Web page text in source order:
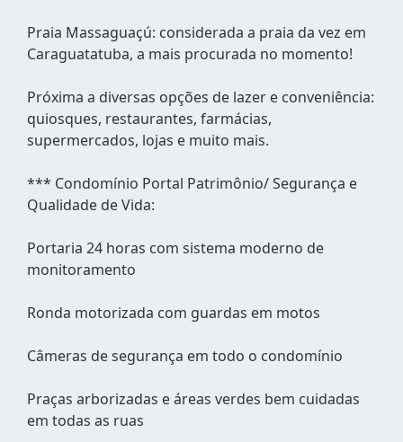
Praia Massaguaçú: considerada a praia da vez em
Caraguatatuba, a mais procurada no momento!
Próxima a diversas opções de lazer e conveniência:
quiosques, restaurantes, farmácias,
supermercados, lojas e muito mais.
*** Condomínio Portal Patrimônio/ Segurança e
Qualidade de Vida:
Portaria 24 horas com sistema moderno de
monitoramento
Ronda motorizada com guardas em motos
Câmeras de segurança em todo o condomínio
Praças arborizadas e áreas verdes bem cuidadas
em todas as ruas